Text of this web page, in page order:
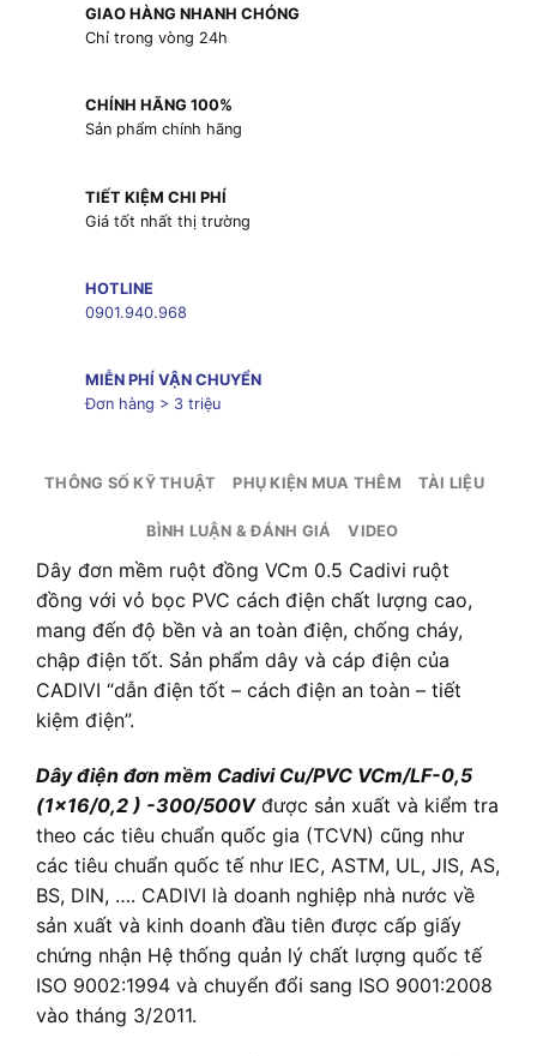
GIAO HÀNG NHANH CHÓNG
Chỉ trong vòng 24h
CHÍNH HÃNG 100%
Sản phẩm chính hãng
TIẾT KIỆM CHI PHÍ
Giá tốt nhất thị trường
HOTLINE
0901.940.968
MIỄN PHÍ VẬN CHUYỂN
Đơn hàng > 3 triệu
THÔNG SỐ KỸ THUẬT PHỤ KIỆN MUA THÊM TÀI LIỆU
BÌNH LUẬN & ĐÁNH GIÁ VIDEO
Dây đơn mềm ruột đồng VCm 0.5 Cadivi ruột
đồng với vỏ bọc PVC cách điện chất lượng cao,
mang đến độ bền và an toàn điện, chống cháy,
chập điện tốt. Sản phẩm dây và cáp điện của
CADIVI “dẫn điện tốt – cách điện an toàn – tiết
kiệm điện”.
Dây điện đơn mềm Cadivi Cu/PVC VCm/LF-0,5
(1×16/0,2 ) -300/500Vđược sản xuất và kiểm tra
theo các tiêu chuẩn quốc gia (TCVN) cũng như
các tiêu chuẩn quốc tế như IEC, ASTM, UL, JIS, AS,
BS, DIN, …. CADIVI là doanh nghiệp nhà nước về
sản xuất và kinh doanh đầu tiên được cấp giấy
chứng nhận Hệ thống quản lý chất lượng quốc tế
ISO 9002:1994 và chuyển đổi sang ISO 9001:2008
vào tháng 3/2011.